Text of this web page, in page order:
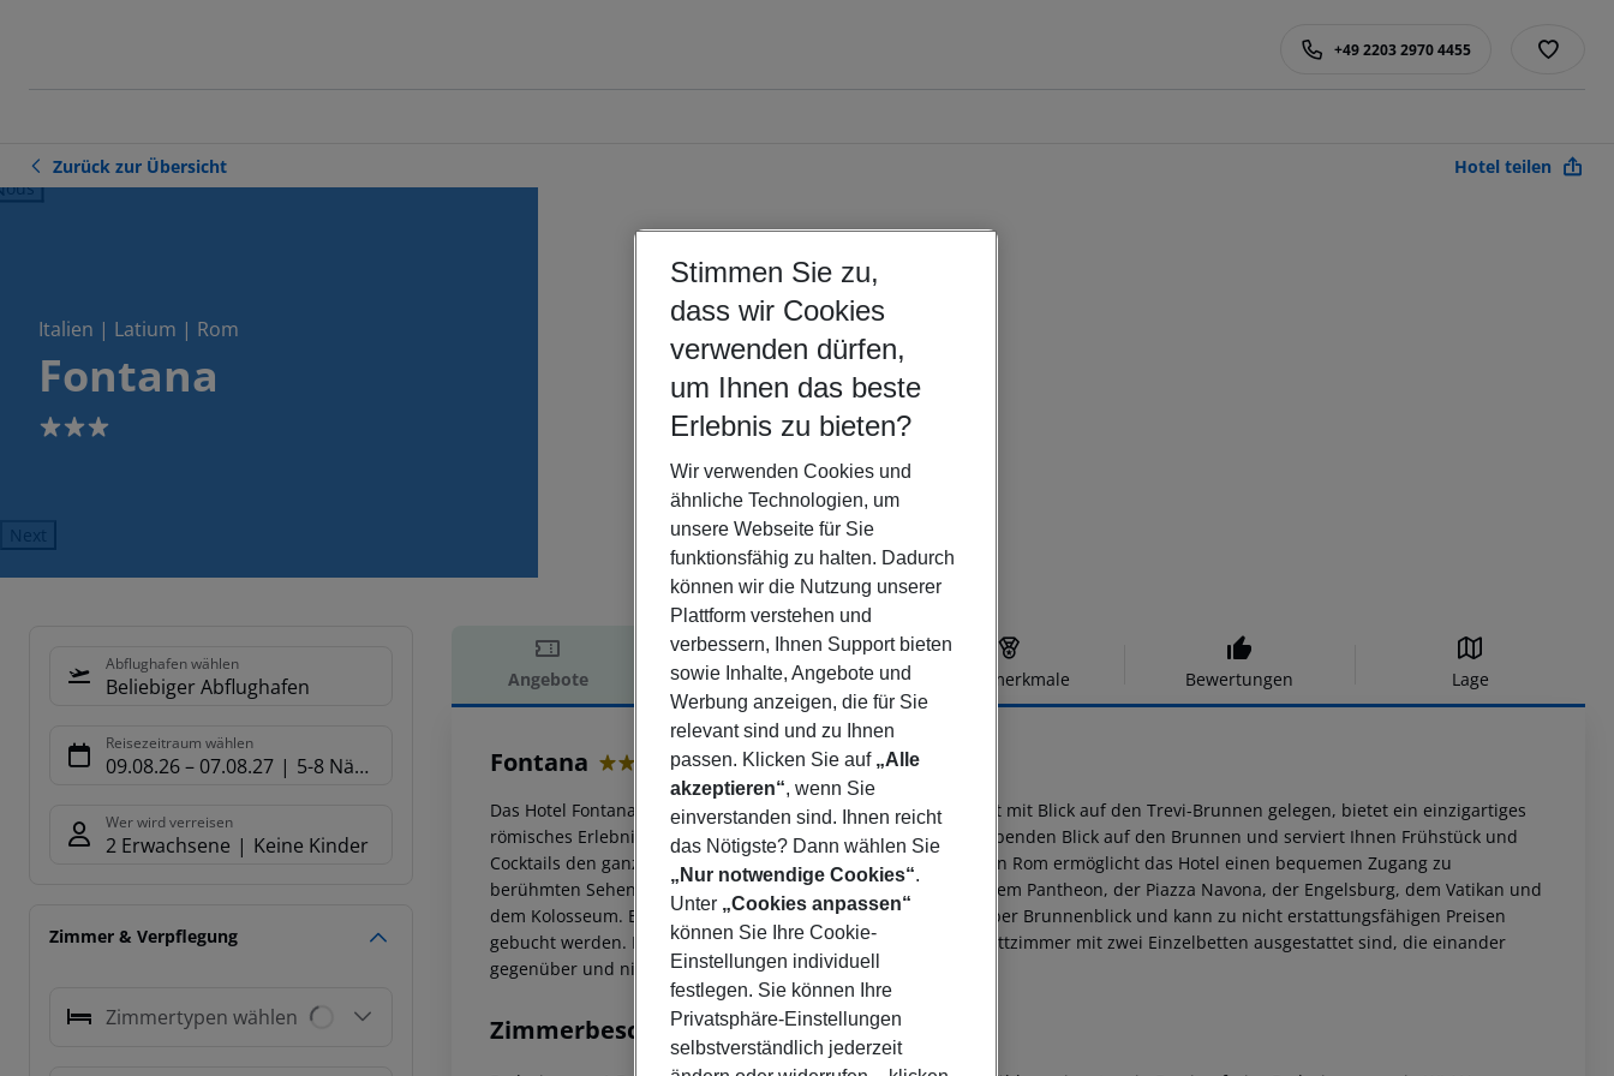
+49 2203 2970 4455
Zurück zur Übersicht Hotel teilen
Italien | Latium | Rom
Fontana
3
Next
Abflughafen wählen
Beliebiger Abflughafen
Reisezeitraum wählen
09.08.26– 07.08.27 5-8 Nächte
Wer wird verreisen
2 Erwachsene Keine Kinder
Zimmer & Verpflegung
Zimmertypen wählen
Angebote Hotelbeschreibung Hotelmerkmale Bewertungen Lage
Hotelbeschreibung
Fontana
Das Hotel Fontana, in einem Gebäude aus dem 17. Jahrhundert mit Blick auf den Trevi-Brunnen gelegen, bietet ein einzigartiges
römisches Erlebnis. Die Dachlounge offeriert einen atemberaubenden Blick auf den Brunnen und serviert Ihnen Frühstück und
Cocktails den ganzen Tag über. Durch seine Lage im Herzen von Rom ermöglicht das Hotel einen bequemen Zugang zu
berühmten Sehenswürdigkeiten wie der Spanischen Treppe, dem Pantheon, der Piazza Navona, der Engelsburg, dem Vatikan und
dem Kolosseum. Eine begrenzte Anzahl an Zimmern verfügt über Brunnenblick und kann zu nicht erstattungsfähigen Preisen
gebucht werden. Bitte beachten Sie, dass die Standard-Zweibettzimmer mit zwei Einzelbetten ausgestattet sind, die einander
gegenüber und nicht nebeneinander stehen.
Zimmerbeschreibung
Stimmen Sie zu,
dass wir Cookies
verwenden dürfen,
um Ihnen das beste
Erlebnis zu bieten?
Wir verwenden Cookies und
ähnliche Technologien, um
unsere Webseite für Sie
funktionsfähig zu halten. Dadurch
können wir die Nutzung unserer
Plattform verstehen und
verbessern, Ihnen Support bieten
sowie Inhalte, Angebote und
Werbung anzeigen, die für Sie
relevant sind und zu Ihnen
passen. Klicken Sie auf „Alle
akzeptieren“, wenn Sie
einverstanden sind. Ihnen reicht
das Nötigste? Dann wählen Sie
„Nur notwendige Cookies“.
Unter „Cookies anpassen“
können Sie Ihre Cookie-
Einstellungen individuell
festlegen. Sie können Ihre
Privatsphäre-Einstellungen
selbstverständlich jederzeit